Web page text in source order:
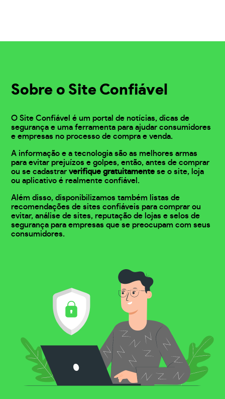
Sobre o Site Confiável
O Site Confiável é um portal de notícias, dicas de
segurança e uma ferramenta para ajudar consumidores
e empresas no processo de compra e venda.
A informação e a tecnologia são as melhores armas
para evitar prejuízos e golpes, então, antes de comprar
ou se cadastrarverifique gratuitamente se o site, loja
ou aplicativo é realmente confiável.
Além disso, disponibilizamos também listas de
recomendações de sites confiáveis para comprar ou
evitar, análise de sites, reputação de lojas e selos de
segurança para empresas que se preocupam com seus
consumidores.